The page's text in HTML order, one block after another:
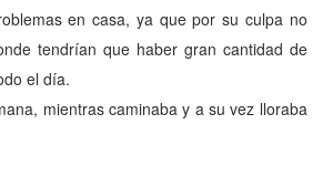
en casa, ya que por su culpa no
tendrían que haber gran cantidad de
el día.
mientras caminaba y a su vez lloraba